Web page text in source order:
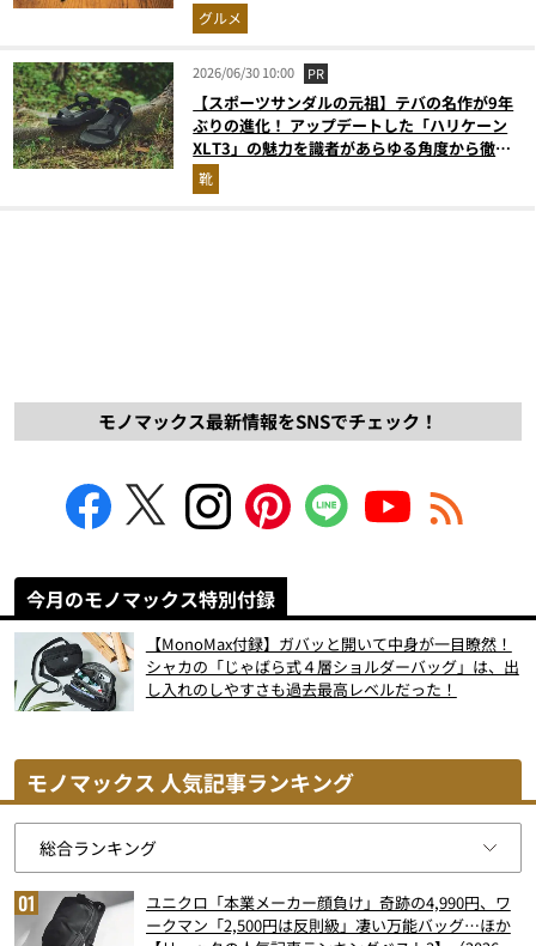
グルメ
2026/06/30 10:00 PR
【スポーツサンダルの元祖】テバの名作が9年
ぶりの進化！ アップデートした「ハリケーン
XLT3」の魅力を識者があらゆる角度から徹底
解説！
靴
モノマックス最新情報をSNSでチェック！
今月のモノマックス特別付録
【MonoMax付録】ガバッと開いて中身が一目瞭然！
シャカの「じゃばら式４層ショルダーバッグ」は、出
し入れのしやすさも過去最高レベルだった！
モノマックス 人気記事ランキング
ユニクロ「本業メーカー顔負け」奇跡の4,990円、ワ
ークマン「2,500円は反則級」凄い万能バッグ…ほか